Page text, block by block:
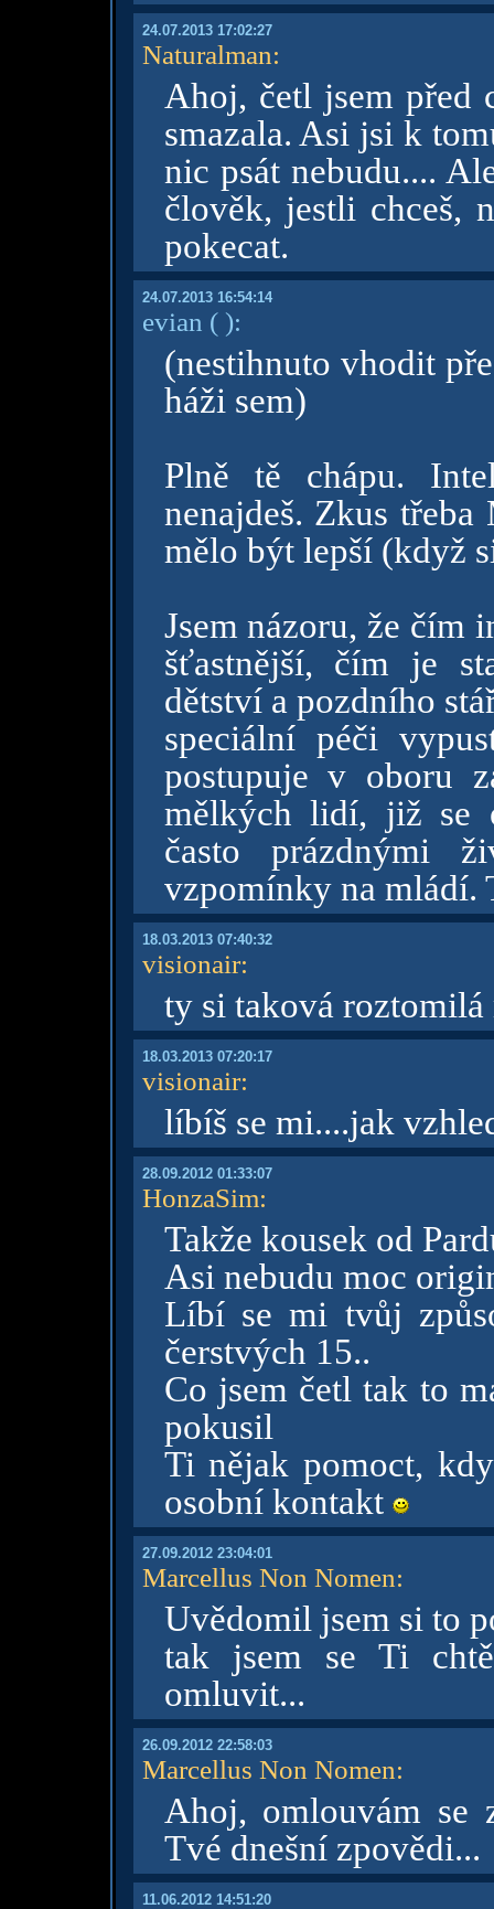
24.07.2013 17:02:27
Naturalman:
Ahoj, četl jsem před
smazala. Asi jsi k
nic psát nebudu....
člověk, jestli chceš,
pokecat.
24.07.2013 16:54:14
evian ( ):
(nestihnuto vhodit
háži sem)
Plně tě chápu.
nenajdeš. Zkus
mělo být lepší (když
Jsem názoru, že čím
šťastnější, čím je
dětství a pozdního
speciální péči
postupuje v oboru
mělkých lidí, již se
často prázdnými
vzpomínky na mládí.
18.03.2013 07:40:32
visionair:
ty si taková
18.03.2013 07:20:17
visionair:
líbíš se mi....jak
28.09.2012 01:33:07
HonzaSim:
Takže kousek od
Asi nebudu moc
Líbí se mi tvůj
čerstvých 15..
Co jsem četl tak to
pokusil
Ti nějak pomoct,
osobní kontakt
27.09.2012 23:04:01
Marcellus Non Nomen:
Uvědomil jsem si to
tak jsem se Ti
omluvit...
26.09.2012 22:58:03
Marcellus Non Nomen:
Ahoj, omlouvám se
Tvé dnešní zpovědi...
11.06.2012 14:51:20